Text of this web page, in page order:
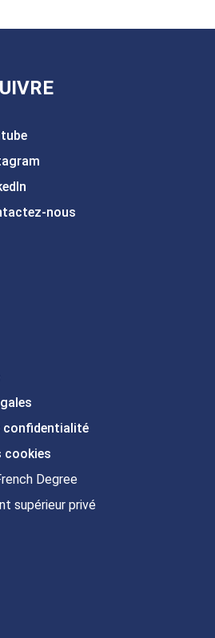
nous
confidentialité
cookies
Degree
supérieur privé